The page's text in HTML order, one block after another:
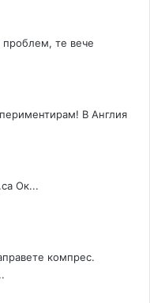
проблем, те вече
В Англия
Ок...
компрес.